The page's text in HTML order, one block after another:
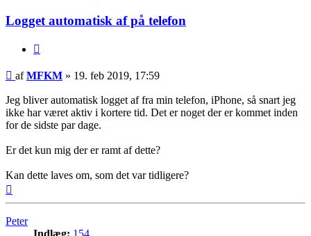
Logget automatisk af på telefon
Indlæg
afMFKM » 19. feb 2019, 17:59
Jeg bliver automatisk logget af fra min telefon, iPhone, så snart jeg
ikke har været aktiv i kortere tid. Det er noget der er kommet inden
for de sidste par dage.
Er det kun mig der er ramt af dette?
Kan dette laves om, som det var tidligere?
Peter